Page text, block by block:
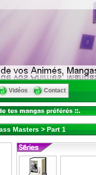
Vidéos Contact
Masters > Part 1